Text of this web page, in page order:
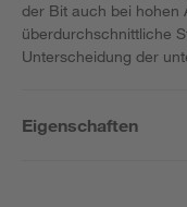
der Bit auch bei hohen
überdurchschnittliche
Unterscheidung der
Eigenschaften